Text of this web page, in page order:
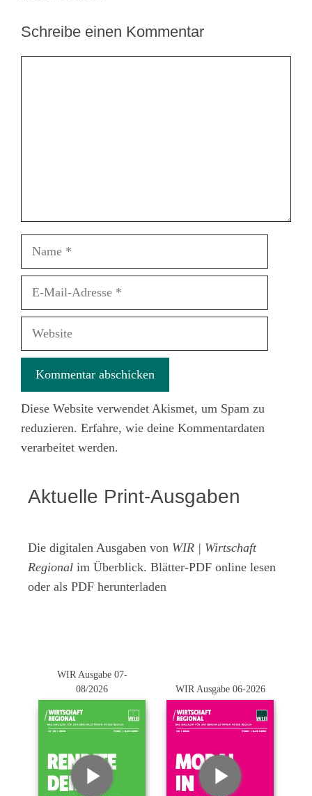
Schreibe einen Kommentar
Diese Website verwendet Akismet, um Spam zu
reduzieren. Erfahre, wie deine Kommentardaten
verarbeitet werden.
Aktuelle Print-Ausgaben
Die digitalen Ausgaben von WIR | Wirtschaft
Regional im Überblick. Blätter-PDF online lesen
oder als PDF herunterladen
WIR Ausgabe 07-
08/2026
WIR Ausgabe 06-2026